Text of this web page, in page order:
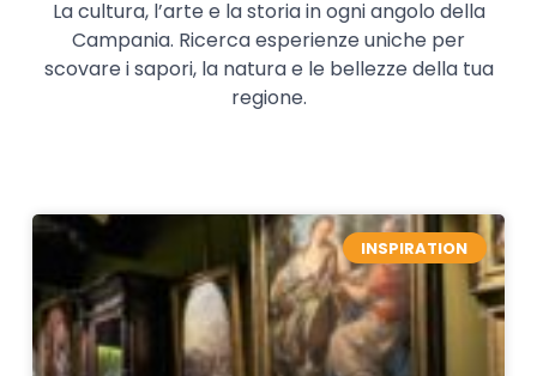
La cultura, l’arte e la storia in ogni angolo della
Campania. Ricerca esperienze uniche per
scovare i sapori, la natura e le bellezze della tua
regione.
INSPIRATION